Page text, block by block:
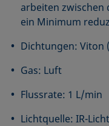
arbeiten zwischen
ein Minimum
Dichtungen: Viton
Gas: Luft
Flussrate: 1 L/min
Lichtquelle: IR-